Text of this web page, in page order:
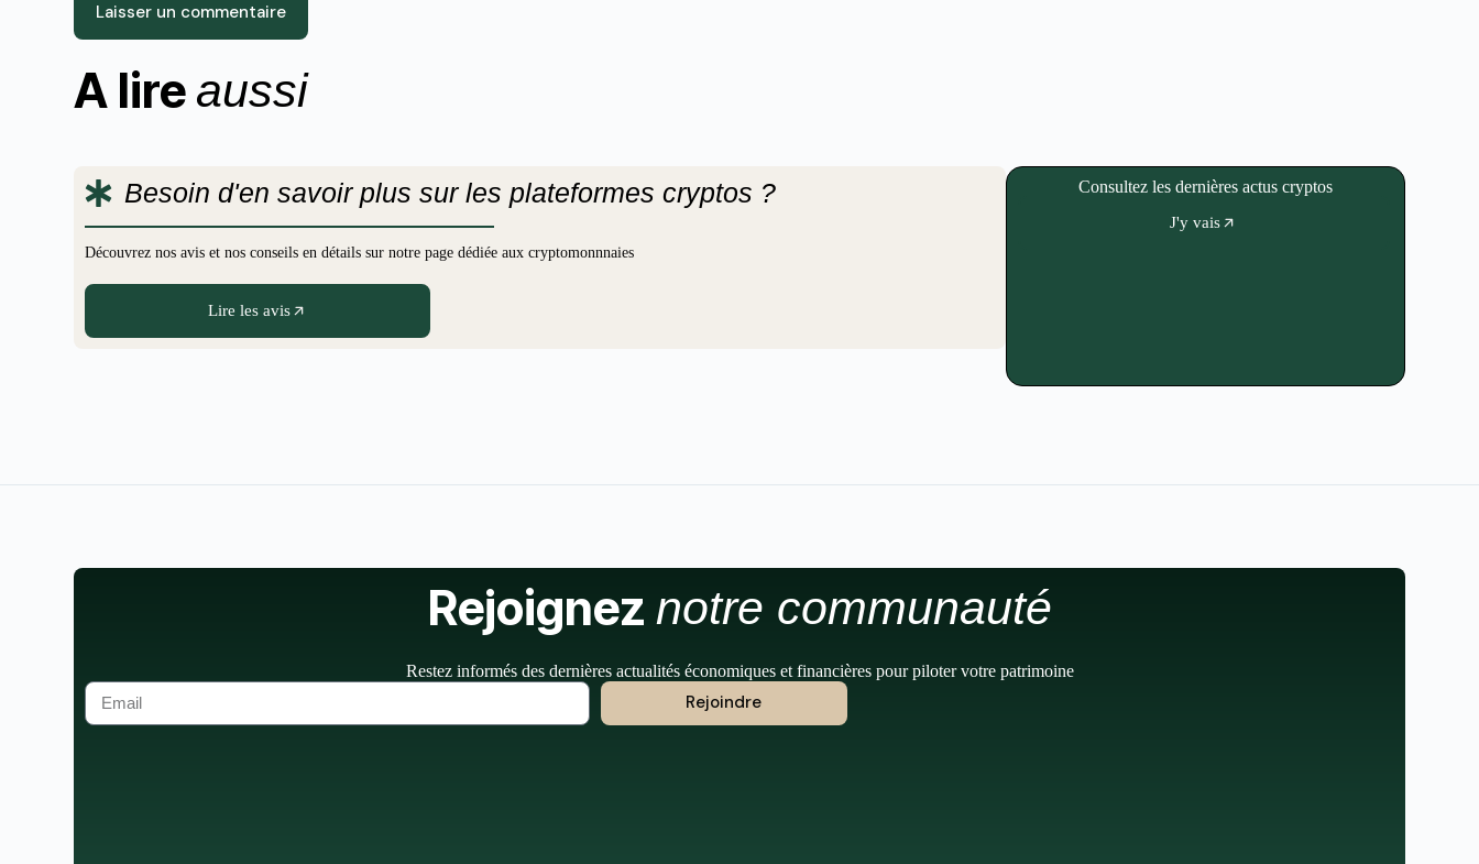
Laisser un commentaire
A lire aussi
Besoin d'en savoir plus sur les plateformes cryptos ?
Découvrez nos avis et nos conseils en détails sur notre page dédiée aux cryptomonnnaies
Lire les avis
Consultez les dernières actus cryptos
J'y vais
Rejoignez notre communauté
Restez informés des dernières actualités économiques et financières pour piloter votre patrimoine
Rejoindre